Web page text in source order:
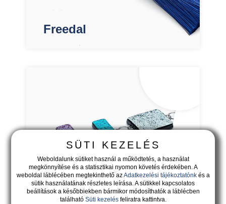
Freedal
SÜTI KEZELÉS
Weboldalunk sütiket használ a működtetés, a használat
megkönnyítése és a statisztikai nyomon követés érdekében. A
weboldal láblécében megtekinthető azAdatkezelési tájékoztatónkés a
sütik használatának részletes leírása. A sütikkel kapcsolatos
beállítások a későbbiekben bármikor módosíthatók a láblécben
található Süti kezelésfeliratra kattintva.